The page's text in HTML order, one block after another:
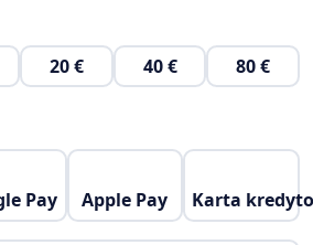
20 € 40 € 80 €
Pay Apple Pay Karta